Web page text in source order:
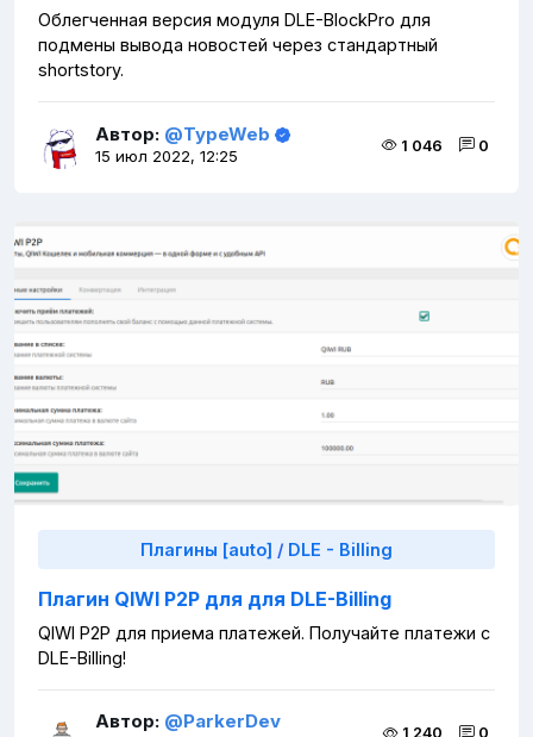
Облегченная версия модуля DLE-BlockPro для
подмены вывода новостей через стандартный
shortstory.
Автор: @TypeWeb
15 июл 2022, 12:25
1 046 0
Плагины [auto] / DLE - Billing
Плагин QIWI P2P для для DLE-Billing
QIWI P2P для приема платежей. Получайте платежи с
DLE-Billing!
Автор: @ParkerDev
1 240 0